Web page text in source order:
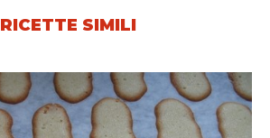
RICETTE SIMILI